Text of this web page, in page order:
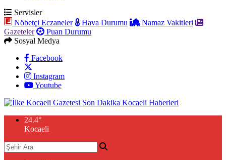
Servisler
Nöbetçi Eczaneler
Hava Durumu
Namaz Vakitleri
Gazeteler
Puan Durumu
Sosyal Medya
Facebook
Instagram
Youtube
24.4°
Kocaeli